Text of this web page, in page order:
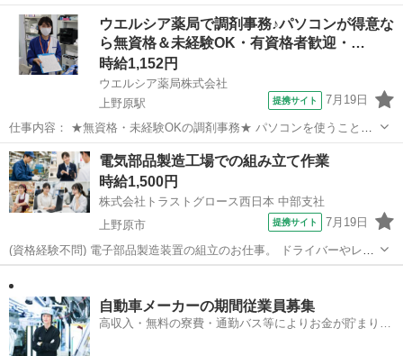
製造業務！年に2回の業績賞与あり！赴任旅費会社負担！昇給あり★マ
イカー通勤OK＆送迎あり《山梨県上野原市》 人気の工場のお仕事 ◇
半導体製造用薬品の製造業務◇ ...
山梨 上野原市 上野原駅 その他
ウエルシア薬局で調剤事務♪パソコンが得意な
ら無資格＆未経験OK・有資格者歓迎・…
時給1,152円
ウエルシア薬局株式会社
上野原駅
提携サイト 7月19日
仕事内容： ★無資格・未経験OKの調剤事務★ パソコンを使うことが
多いので、基本的なPC操作がわかる方や 普段からPCを使い慣れてい
る方なら大歓迎！ ウエルシア薬局でお仕事しませんか？ お得な従業員
割引もありますよ♪ 【...
山梨 上野原市 上野原駅 ドラックストア
電気部品製造工場での組み立て作業
時給1,500円
株式会社トラストグロース西日本 中部支社
上野原市
提携サイト 7月19日
(資格経験不問) 電子部品製造装置の組立のお仕事。 ドライバーやレン
チなどの工具を使用して部品を取り付けして頂きます。 未経験OKな
簡単なお仕事です。 寮を希望の方は寮もございますので、お気軽にご
相談下さい。 マイカー...
自動車メーカーの期間従業員募集
高収入・無料の寮費・通勤バス等によりお金が貯まりや